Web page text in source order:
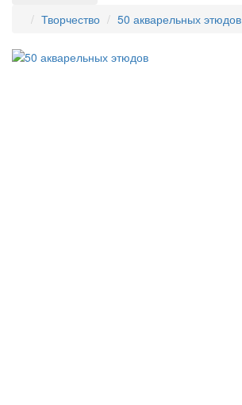
Творчество
50 акварельных этюдов